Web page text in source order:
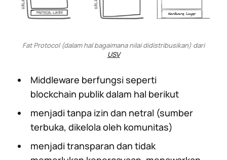
Fat Protocol (dalam hal bagaimana nilai didistribusikan) dari
USV
Middleware berfungsi seperti
blockchain publik dalam hal berikut
menjadi tanpa izin dan netral (sumber
terbuka, dikelola oleh komunitas)
menjadi transparan dan tidak